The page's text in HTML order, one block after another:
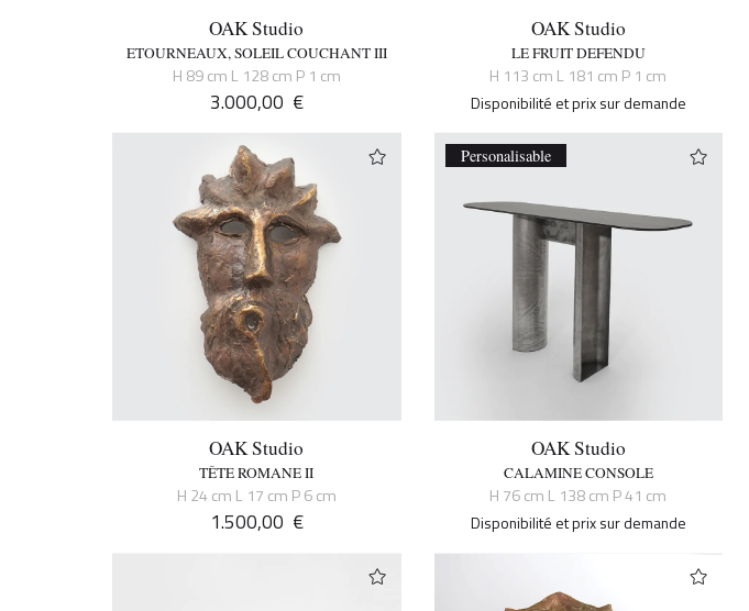
OAK Studio
ETOURNEAUX, SOLEIL COUCHANT III
H 89 cm L 128 cm P 1 cm
3.000,00 €
OAK Studio
LE FRUIT DEFENDU
H 113 cm L 181 cm P 1 cm
Disponibilité et prix sur demande
OAK Studio
TÊTE ROMANE II
H 24 cm L 17 cm P 6 cm
1.500,00 €
Personalisable
OAK Studio
CALAMINE CONSOLE
H 76 cm L 138 cm P 41 cm
Disponibilité et prix sur demande